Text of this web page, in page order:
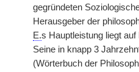
gegründeten
Herausgeber der
E.s Hauptleistung liegt
Seine in knapp 3
(Wörterbuch der